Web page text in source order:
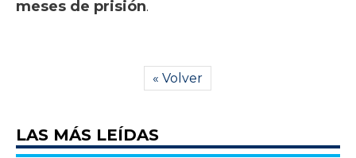
meses de prisión.
« Volver
LAS MÁS LEÍDAS